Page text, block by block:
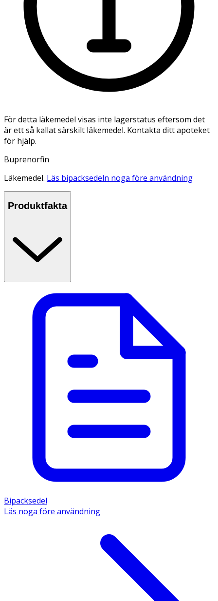
För detta läkemedel visas inte lagerstatus eftersom det
är ett så kallat särskilt läkemedel. Kontakta ditt apoteket
för hjälp.
Buprenorfin
Läkemedel. Läs bipacksedeln noga före användning
Produktfakta
Bipacksedel
Läs noga före användning